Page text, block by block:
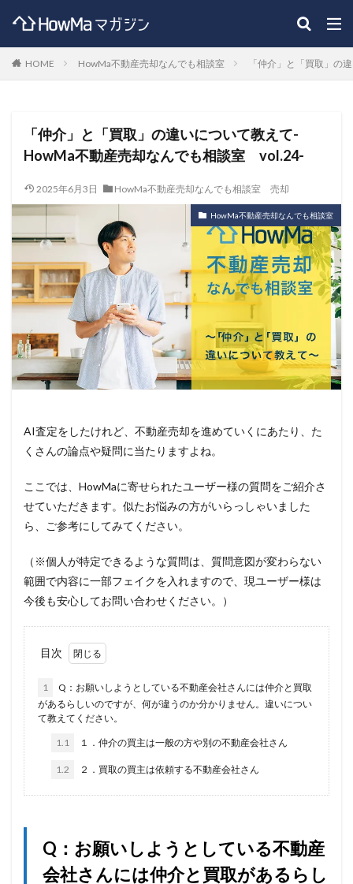
HOME HowMa不動産売却なんでも相談室 「仲介」と「買取」
「仲介」と「買取」の違いについて教えて-
HowMa不動産売却なんでも相談室 vol.24-
2025年6月3日 HowMa不動産売却なんでも相談室 売却
HowMa不動産売却なんでも相談室
AI査定をしたけれど、不動産売却を進めていくにあたり、た
くさんの論点や疑問に当たりますよね。
ここでは、HowMaに寄せられたユーザー様の質問をご紹介さ
せていただきます。似たお悩みの方がいらっしゃいました
ら、ご参考にしてみてください。
（※個人が特定できるような質問は、質問意図が変わらない
範囲で内容に一部フェイクを入れますので、現ユーザー様は
今後も安心してお問い合わせください。）
目次
1
Q：お願いしようとしている不動産会社さんには仲介と買取
があるらしいのですが、何が違うのか分かりません。違いについ
て教えてください。
1.1 １．仲介の買主は一般の方や別の不動産会社さん
1.2 ２．買取の買主は依頼する不動産会社さん
Q：お願いしようとしている不動産
会社さんには仲介と買取があるらし